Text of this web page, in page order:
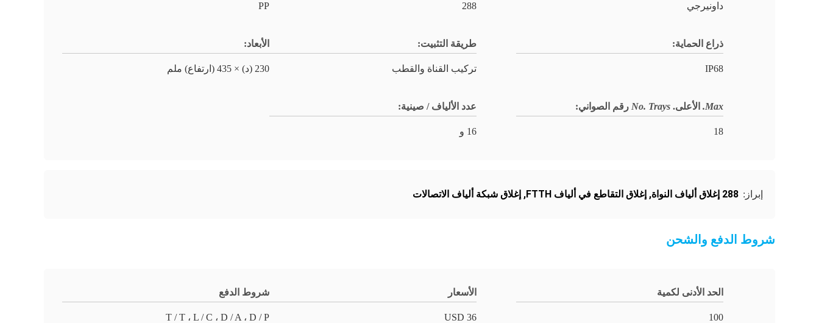
داونيرجي 288
PP
ذراع الحماية:
IP68
طريقة التثبيت:
تركيب القناة والقطب
الأبعاد:
230 (د) × 435 (ارتفاع) ملم
Max. الأعلى. No. Trays رقم الصواني:
18
عدد الألياف / صينية:
16 و
إبراز: 288 إغلاق ألياف النواة , إغلاق التقاطع في ألياف FTTH , إغلاق شبكة ألياف الاتصالات
شروط الدفع والشحن
الحد الأدنى لكمية
100
الأسعار
36 USD
شروط الدفع
T / T ، L / C ، D / A ، D / P